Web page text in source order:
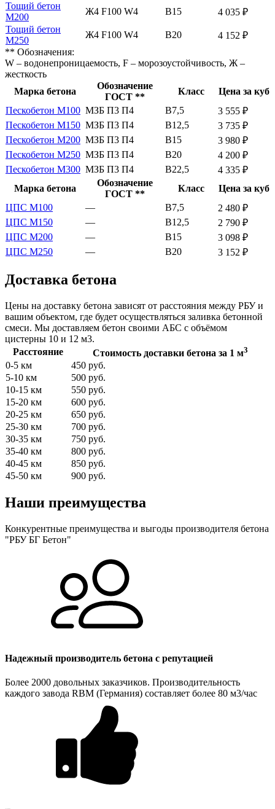
Тощий бетон
М200
Ж4 F100 W4 В15
4 035 ₽
Тощий бетон
М250
Ж4 F100 W4 В20
4 152 ₽
** Обозначения:
W – водонепроницаемость, F – морозоустойчивость, Ж –
жесткость
Марка бетона
Обозначение
ГОСТ **
Класс
Цена за куб
Пескобетон М100 МЗБ П3 П4 В7,5
3 555 ₽
Пескобетон М150 МЗБ П3 П4 В12,5
3 735 ₽
Пескобетон М200 МЗБ П3 П4 В15
3 980 ₽
Пескобетон М250 МЗБ П3 П4 В20
4 200 ₽
Пескобетон М300 МЗБ П3 П4 В22,5
4 335 ₽
Марка бетона
Обозначение
ГОСТ **
Класс
Цена за куб
ЦПС М100
— В7,5
2 480 ₽
ЦПС М150
— В12,5
2 790 ₽
ЦПС М200
— В15
3 098 ₽
ЦПС М250
— В20 3 152 ₽
Доставка бетона
Цены на доставку бетона зависят от расстояния между РБУ и
вашим объектом, где будет осуществляться заливка бетонной
смеси. Мы доставляем бетон своими АБС с объёмом
цистерны 10 и 12 м3.
Расстояние
Стоимость доставки бетона за 1 м3
0-5 км
450 руб.
5-10 км
500 руб.
10-15 км
550 руб.
15-20 км
600 руб.
20-25 км
650 руб.
25-30 км
700 руб.
30-35 км
750 руб.
35-40 км
800 руб.
40-45 км
850 руб.
45-50 км
900 руб.
Наши преимущества
Конкурентные преимущества и выгоды производителя бетона
"РБУ БГ Бетон"
Надежный производитель бетона с репутацией
Более 2000 довольных заказчиков. Производительность
каждого завода RBM (Германия) составляет более 80 м3/час